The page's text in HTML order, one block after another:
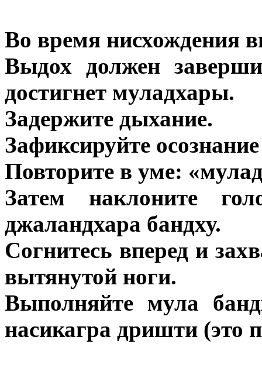
Во время нисхождения
Выдох должен
достигнет муладхары.
Задержите дыхание.
Зафиксируйте
Повторите в уме:
Затем наклоните
джаландхара бандху.
Согнитесь вперед и
вытянутой ноги.
Выполняйте мула
насикагра дришти (это